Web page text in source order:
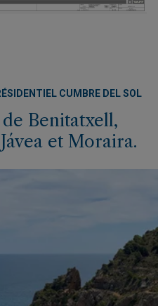
CUMBRE DEL SOL
Benitatxell,
et Moraira.